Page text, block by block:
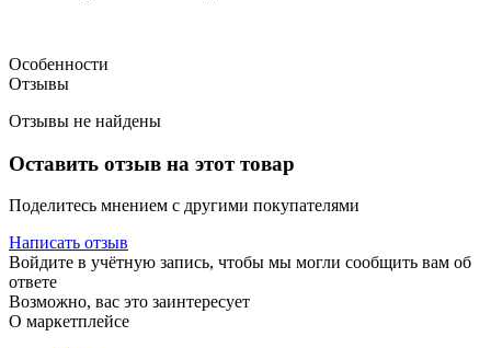
Особенности
Отзывы
Отзывы не найдены
Оставить отзыв на этот товар
Поделитесь мнением с другими покупателями
Написать отзыв
Войдите в учётную запись, чтобы мы могли сообщить вам об
ответе
Возможно, вас это заинтересует
О маркетплейсе